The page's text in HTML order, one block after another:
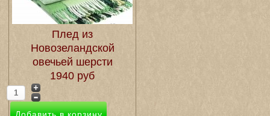
Плед из
Новозеландской
овечьей шерсти
1940 руб